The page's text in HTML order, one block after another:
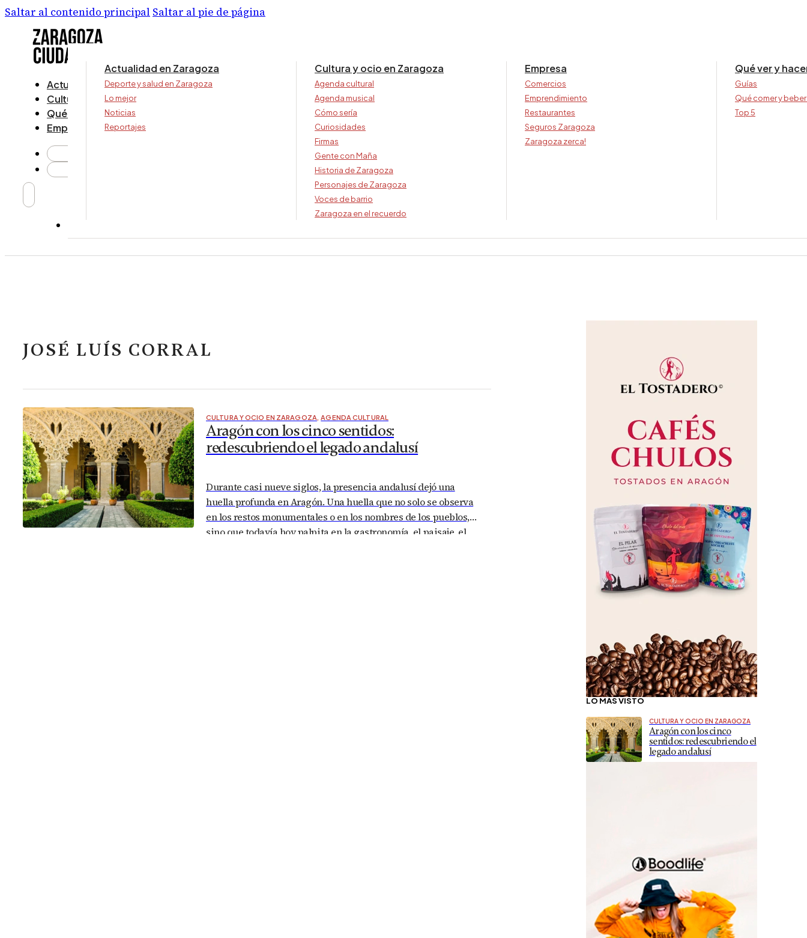
Saltar al contenido principal Saltar al pie de página
Actualidad
Cultura y ocio
Qué ver y hacer
Empresa
Actualidad en Zaragoza
Deporte y salud en Zaragoza
Lo mejor
Noticias
Reportajes
Cultura y ocio en Zaragoza
Agenda cultural
Agenda musical
Cómo sería
Curiosidades
Firmas
Gente con Maña
Historia de Zaragoza
Personajes de Zaragoza
Voces de barrio
Zaragoza en el recuerdo
Empresa
Comercios
Emprendimiento
Restaurantes
Seguros Zaragoza
Zaragoza zerca!
Qué ver y
Guías
Qué comer y
Top 5
JOSÉ LUÍS CORRAL
CULTURA Y OCIO EN ZARAGOZA, AGENDA CULTURAL
Aragón con los cinco sentidos:
redescubriendo el legado andalusí
Durante casi nueve siglos, la presencia andalusí dejó una
huella profunda en Aragón. Una huella que no solo se observa
en los restos monumentales o en los nombres de los pueblos,
sino que todavía hoy palpita en la gastronomía, el paisaje, el
LO MÁS VISTO
CULTURA Y OCIO EN ZARAGOZA
Aragón con los cinco
sentidos: redescubriendo el
legado andalusí